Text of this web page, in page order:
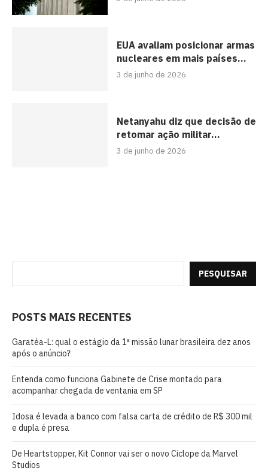
EUA avaliam posicionar armas
nucleares em mais países...
3 de junho de 2026
Netanyahu diz que decisão de
retomar ação militar...
3 de junho de 2026
PESQUISAR
POSTS MAIS RECENTES
Garatéa-L: qual o estágio da 1ª missão lunar brasileira dez anos
após o anúncio?
Entenda como funciona Gabinete de Crise montado para
acompanhar chegada de ventania em SP
Idosa é levada a banco com falsa carta de crédito de R$ 300 mil
e dupla é presa
De Heartstopper, Kit Connor vai ser o novo Ciclope da Marvel
Studios